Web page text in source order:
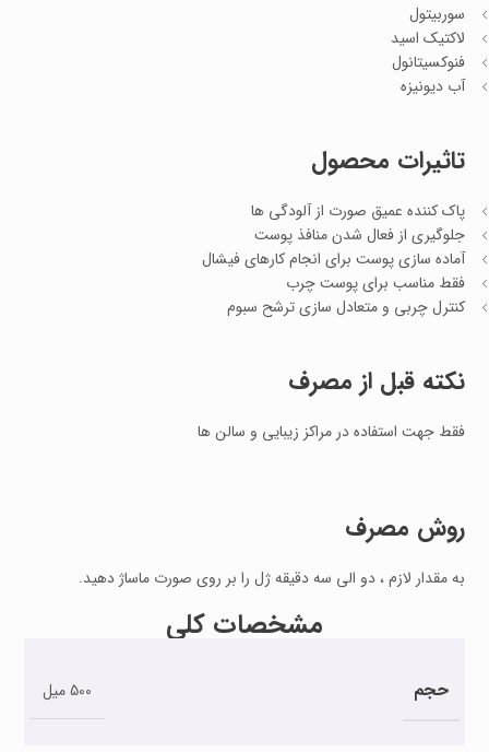
سوربیتول
لاکتیک اسید
فنوکسیتانول
آب دیونیزه
تاثیرات محصول
پاک کننده عمیق صورت از آلودگی ها
جلوگیری از فعال شدن منافذ پوست
آماده سازی پوست برای انجام کارهای فیشال
فقط مناسب برای پوست چرب
کنترل چربی و متعادل سازی ترشح سبوم
نکته قبل از مصرف
فقط جهت استفاده در مراکز زیبایی و سالن ها
روش مصرف
به مقدار لازم ، دو الی سه دقیقه ژل را بر روی صورت ماساژ دهید.
مشخصات کلی
حجم 500 میل